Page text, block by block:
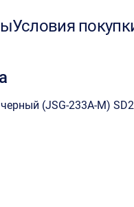
Условия
(JSG-233A-M)